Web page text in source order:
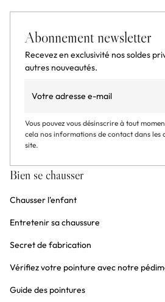
Abonnement newsletter
Recevez en exclusivité nos soldes
autres nouveautés.
Vous pouvez vous désinscrire à tout
cela nos informations de contact dans les
site.
Bien se chausser
Chausser l'enfant
Entretenir sa chaussure
Secret de fabrication
Vérifiez votre pointure avec notre
Guide des pointures